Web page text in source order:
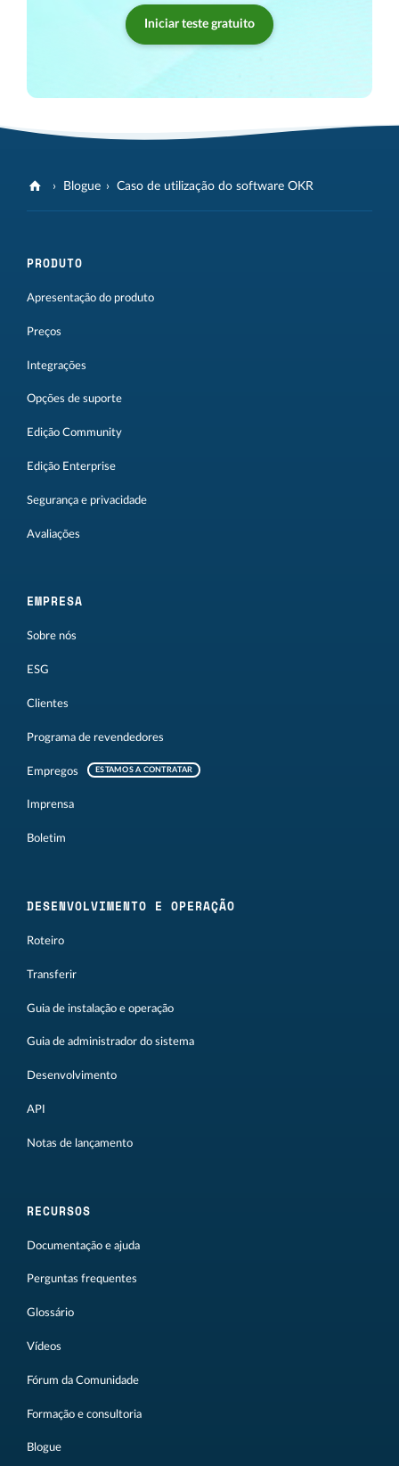
Iniciar teste gratuito
Blogue Caso de utilização do software OKR
PRODUTO
Apresentação do produto
Preços
Integrações
Opções de suporte
Edição Community
Edição Enterprise
Segurança e privacidade
Avaliações
EMPRESA
Sobre nós
ESG
Clientes
Programa de revendedores
Empregos ESTAMOS A CONTRATAR
Imprensa
Boletim
DESENVOLVIMENTO E OPERAÇÃO
Roteiro
Transferir
Guia de instalação e operação
Guia de administrador do sistema
Desenvolvimento
API
Notas de lançamento
RECURSOS
Documentação e ajuda
Perguntas frequentes
Glossário
Vídeos
Fórum da Comunidade
Formação e consultoria
Blogue